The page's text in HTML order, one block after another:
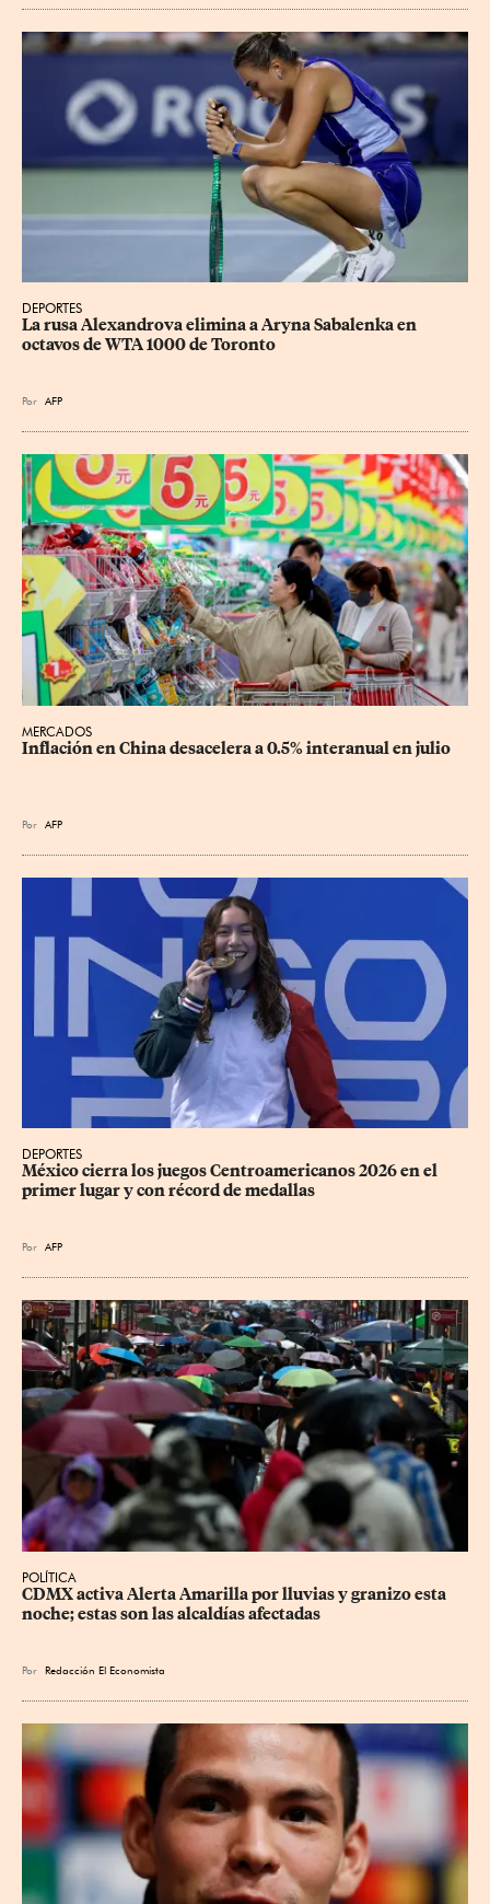
DEPORTES
La rusa Alexandrova elimina a Aryna Sabalenka en
octavos de WTA 1000 de Toronto
Por AFP
MERCADOS
Inflación en China desacelera a 0.5% interanual en julio
Por AFP
DEPORTES
México cierra los juegos Centroamericanos 2026 en el
primer lugar y con récord de medallas
Por AFP
POLÍTICA
CDMX activa Alerta Amarilla por lluvias y granizo esta
noche; estas son las alcaldías afectadas
Por Redacción El Economista